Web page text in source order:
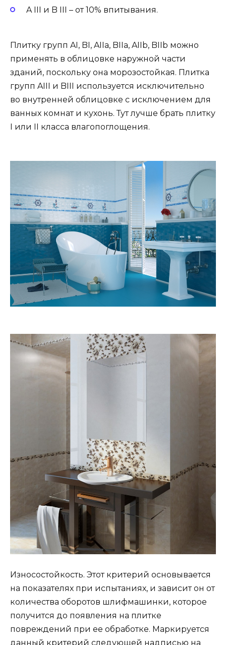
A III и B III – от 10% впитывания.
Плитку групп AI, BI, AIIa, BIIa, AIIb, BIIb можно
применять в облицовке наружной части
зданий, поскольку она морозостойкая. Плитка
групп AIII и BIII используется исключительно
во внутренней облицовке с исключением для
ванных комнат и кухонь. Тут лучше брать плитку
I или II класса влагопоглощения.
Износостойкость. Этот критерий основывается
на показателях при испытаниях, и зависит он от
количества оборотов шлифмашинки, которое
получится до появления на плитке
повреждений при ее обработке. Маркируется
данный критерий следующей надписью на